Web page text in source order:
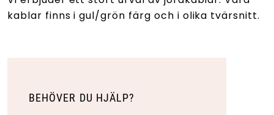
kablar finns i gul/grön färg och i olika tvärsnitt.
BEHÖVER DU HJÄLP?